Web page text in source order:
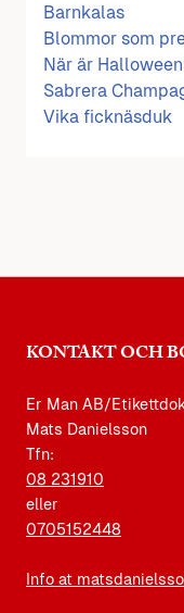
Barnkalas
Blommor som
När är
Sabrera
Vika ficknäsduk
KONTAKT OCH
Er Man AB/
Mats Danielsson
Tfn:
08 231910
eller
0705152448
Info at